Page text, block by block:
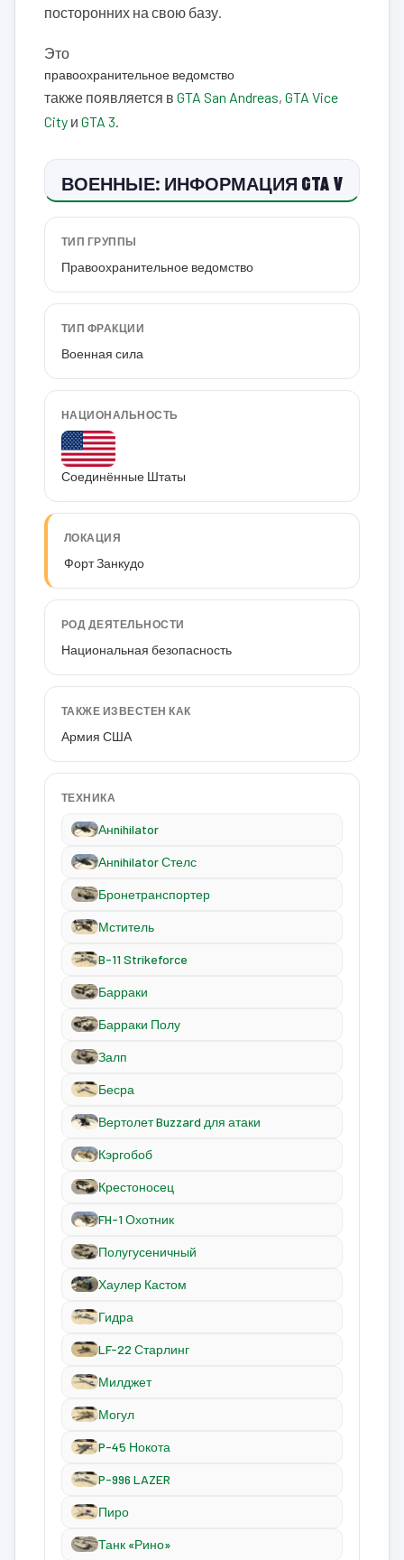
посторонних на свою базу.
Это
правоохранительное ведомство
также появляется в GTA San Andreas, GTA Vice
City и GTA 3.
ВОЕННЫЕ: ИНФОРМАЦИЯ GTA V
ТИП ГРУППЫ
Правоохранительное ведомство
ТИП ФРАКЦИИ
Военная сила
НАЦИОНАЛЬНОСТЬ
Соединённые Штаты
ЛОКАЦИЯ
Форт Занкудо
РОД ДЕЯТЕЛЬНОСТИ
Национальная безопасность
ТАКЖЕ ИЗВЕСТЕН КАК
Армия США
ТЕХНИКА
Анnihilator
Анnihilator Стелс
Бронетранспортер
Мститель
B-11 Strikeforce
Барраки
Барраки Полу
Залп
Бесра
Вертолет Buzzard для атаки
Кэргобоб
Крестоносец
FH-1 Охотник
Полугусеничный
Хаулер Кастом
Гидра
LF-22 Старлинг
Милджет
Могул
P-45 Нокота
P-996 LAZER
Пиро
Танк «Рино»